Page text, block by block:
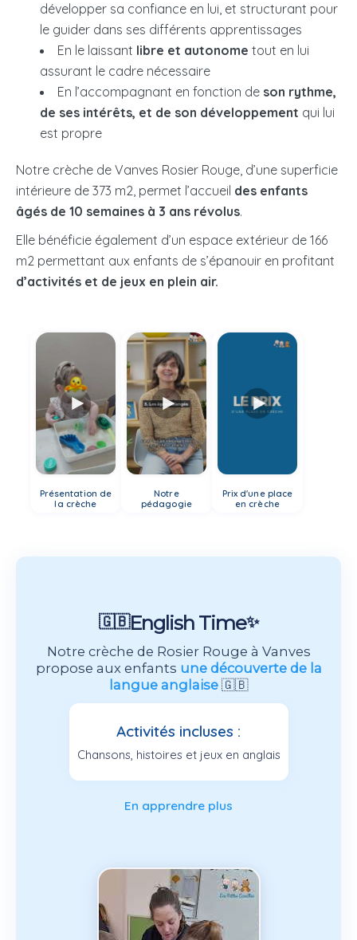
développer sa confiance en lui, et structurant pour
le guider dans ses différents apprentissages
En le laissant libre et autonome tout en lui
assurant le cadre nécessaire
En l’accompagnant en fonction de son rythme,
de ses intérêts, et de son développement qui lui
est propre
Notre crèche de Vanves Rosier Rouge, d’une superficie
intérieure de 373 m2, permet l’accueil des enfants
âgés de 10 semaines à 3 ans révolus.
Elle bénéficie également d’un espace extérieur de 166
m2 permettant aux enfants de s’épanouir en profitant
d’activités et de jeux en plein air.
Présentation de
la crèche
Notre
pédagogie
Prix d'une place
en crèche
🇬🇧English Time✨
Notre crèche de Rosier Rouge à Vanves
propose aux enfants une découverte de la
langue anglaise 🇬🇧
Activités incluses :
Chansons, histoires et jeux en anglais
En apprendre plus